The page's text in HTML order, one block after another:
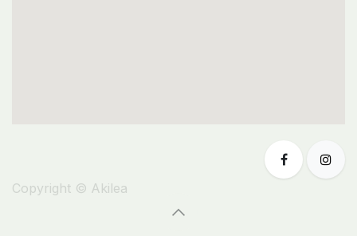
Copyright © Akilea